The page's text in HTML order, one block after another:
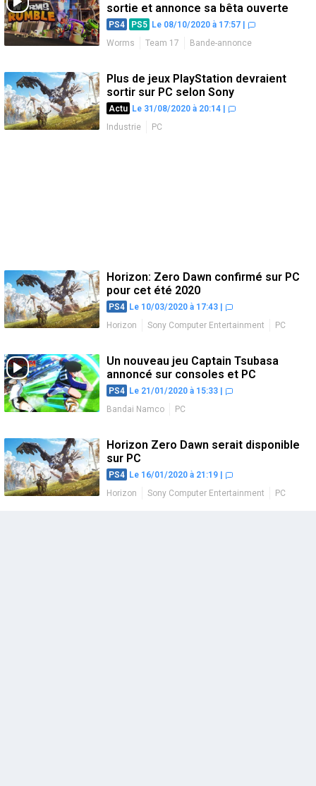
sortie et annonce sa bêta ouverte
PS4 PS5 Le 08/10/2020 à 17:57
Worms
Team 17
Bande-annonce
Plus de jeux PlayStation devraient
sortir sur PC selon Sony
Actu Le 31/08/2020 à 20:14
Industrie
PC
Horizon: Zero Dawn confirmé sur PC
pour cet été 2020
PS4 Le 10/03/2020 à 17:43
Horizon
Sony Computer Entertainment PC
Un nouveau jeu Captain Tsubasa
annoncé sur consoles et PC
PS4 Le 21/01/2020 à 15:33
Bandai Namco
PC
Horizon Zero Dawn serait disponible
sur PC
PS4 Le 16/01/2020 à 21:19
Horizon
Sony Computer Entertainment PC